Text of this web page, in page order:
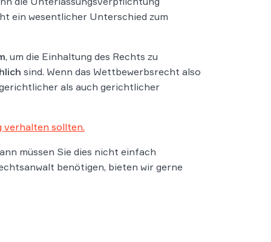
ein wesentlicher Unterschied zum
, um die Einhaltung des Rechts zu
sind. Wenn das Wettbewerbsrecht also
als auch gerichtlicher
verhalten sollten.
müssen Sie dies nicht einfach
benötigen, bieten wir gerne